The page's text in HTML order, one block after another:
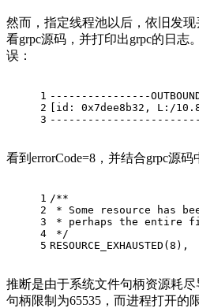
然而，指定线程池以后，依旧发
看grpc源码，并打印出grpc的日志
误：
1
2
3
----------------
[id: 0x7dee8b32, L:/
看到errorCode=8，并结合grpc源码
1
2
3
4
5
/**
* Some resource has
* perhaps the entire
*/
RESOURCE_EXHAUSTED( 8 ),
推断是由于系统文件句柄资源耗
句柄限制为65535，而进程打开的